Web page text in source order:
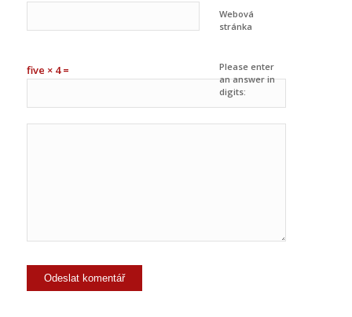
Webová
stránka
Please enter
an answer in
digits:
five × 4 =